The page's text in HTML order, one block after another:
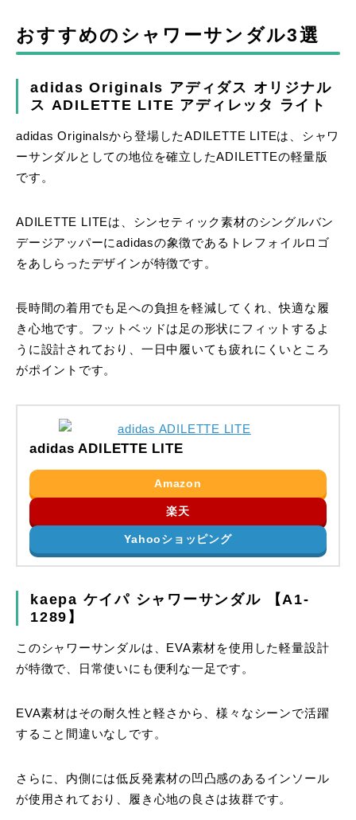
おすすめのシャワーサンダル3選
adidas Originals アディダス オリジナル
ス ADILETTE LITE アディレッタ ライト
adidas Originalsから登場したADILETTE LITEは、シャワ
ーサンダルとしての地位を確立したADILETTEの軽量版
です。
ADILETTE LITEは、シンセティック素材のシングルバン
デージアッパーにadidasの象徴であるトレフォイルロゴ
をあしらったデザインが特徴です。
長時間の着用でも足への負担を軽減してくれ、快適な履
き心地です。フットベッドは足の形状にフィットするよ
うに設計されており、一日中履いても疲れにくいところ
がポイントです。
adidas ADILETTE LITE
Amazon
楽天
Yahooショッピング
kaepa ケイパ シャワーサンダル 【A1-
1289】
このシャワーサンダルは、EVA素材を使用した軽量設計
が特徴で、日常使いにも便利な一足です。
EVA素材はその耐久性と軽さから、様々なシーンで活躍
すること間違いなしです。
さらに、内側には低反発素材の凹凸感のあるインソール
が使用されており、履き心地の良さは抜群です。